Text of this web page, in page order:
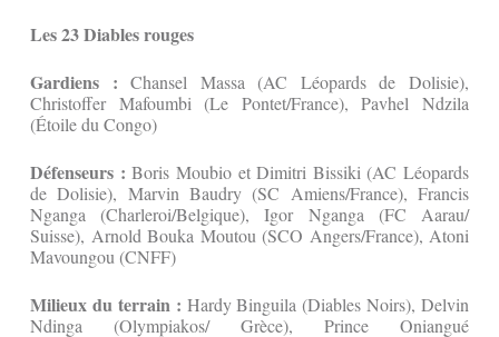
Les 23 Diables rouges
Gardiens : Chansel Massa (AC Léopards de Dolisie),
Christoffer Mafoumbi (Le Pontet/France), Pavhel Ndzila
(Étoile du Congo)
Défenseurs : Boris Moubio et Dimitri Bissiki (AC Léopards
de Dolisie), Marvin Baudry (SC Amiens/France), Francis
Nganga (Charleroi/Belgique), Igor Nganga (FC Aarau/
Suisse), Arnold Bouka Moutou (SCO Angers/France), Atoni
Mavoungou (CNFF)
Milieux du terrain : Hardy Binguila (Diables Noirs), Delvin
Ndinga (Olympiakos/ Grèce), Prince Oniangué